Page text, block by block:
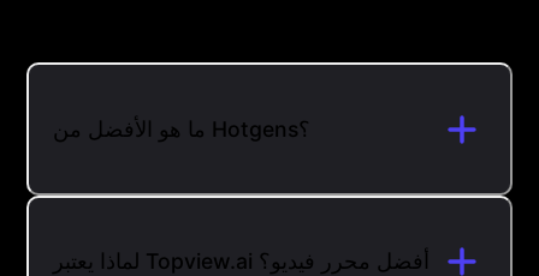
ما هو الأفضل من Hotgens؟
لماذا يعتبر Topview.ai أفضل محرر فيديو؟